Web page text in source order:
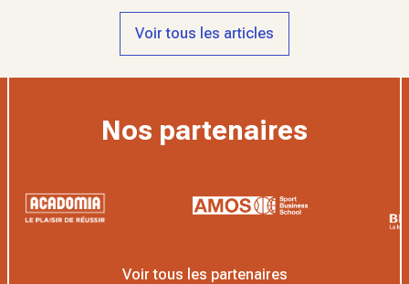
Voir tous les articles
Nos partenaires
Voir tous les partenaires